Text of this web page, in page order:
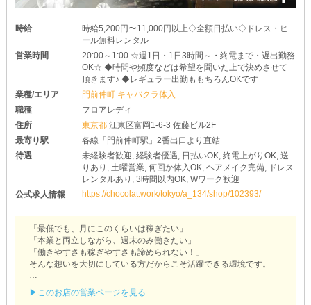
時給
時給5,200円〜11,000円以上◇全額日払い◇ドレス・ヒ
ール無料レンタル
営業時間
20:00～1:00 ☆週1日・1日3時間～・終電まで・遅出勤務
OK☆ ◆時間や頻度などは希望を聞いた上で決めさせて
頂きます♪ ◆レギュラー出勤ももちろんOKです
業種/エリア
門前仲町 キャバクラ体入
職種
フロアレディ
住所
東京都江東区富岡1-6-3 佐藤ビル2F
最寄り駅
各線「門前仲町駅」2番出口より直結
待遇
未経験者歓迎, 経験者優遇, 日払いOK, 終電上がりOK, 送
りあり, 土曜営業, 何回か体入OK, ヘアメイク完備, ドレス
レンタルあり, 3時間以内OK, Wワーク歓迎
公式求人情報
https://chocolat.work/tokyo/a_134/shop/102393/
「最低でも、月にこのくらいは稼ぎたい」
「本業と両立しながら、週末のみ働きたい」
「働きやすさも稼ぎやすさも諦められない！」
そんな想いを大切にしている方だからこそ活躍できる環境です。
か？
▶このお店の営業ページを見る